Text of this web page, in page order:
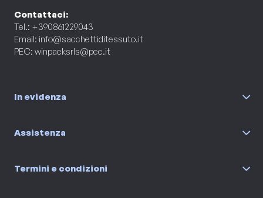
Contattaci:
Tel.: +390861229043
Email: info@sacchettiditessuto.it
PEC: winpacksrls@pec.it
In evidenza
Assistenza
Termini e condizioni